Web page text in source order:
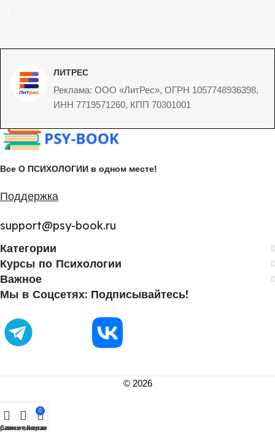
ЛИТРЕС
Реклама: ООО «ЛитРес», ОГРН 1057748936398,
ИНН 7719571260, КПП 70301001
Все О ПСИХОЛОГИИ в одном месте!
Поддержка
support@psy-book.ru
Категории
Курсы по Психологии
Важное
Мы в Соцсетях: Подписывайтесь!
© 2026
Список желаний
0
Корзина